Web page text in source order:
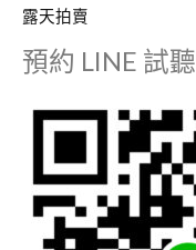
露天拍賣
預約 LINE 試聽